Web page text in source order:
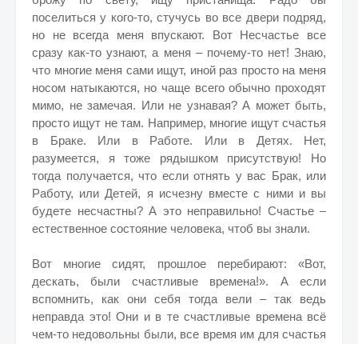
поселиться у кого-то, стучусь во все двери подряд,
но не всегда меня впускают. Вот Несчастье все
сразу как-то узнают, а меня – почему-то нет! Знаю,
что многие меня сами ищут, иной раз просто на меня
носом натыкаются, но чаще всего обычно проходят
мимо, не замечая. Или не узнавая? А может быть,
просто ищут не там. Например, многие ищут счастья
в Браке. Или в Работе. Или в Детях. Нет,
разумеется, я тоже рядышком присутствую! Но
тогда получается, что если отнять у вас Брак, или
Работу, или Детей, я исчезну вместе с ними и вы
будете несчастны? А это неправильно! Счастье –
естественное состояние человека, чтоб вы знали.
Вот многие сидят, прошлое перебирают: «Вот,
дескать, были счастливые времена!». А если
вспомнить, как они себя тогда вели – так ведь
неправда это! Они и в те счастливые времена всё
чем-то недовольны были, все время им для счастья